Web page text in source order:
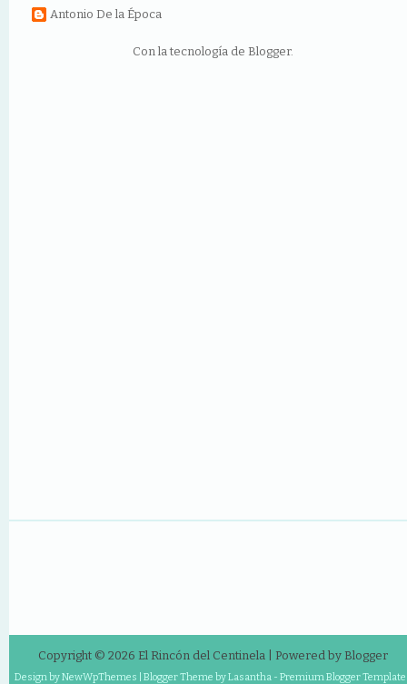
Antonio De la Época
Con la tecnología de Blogger.
Copyright © 2026 El Rincón del Centinela| Powered by Blogger
Design byNewWpThemes | Blogger Theme byLasantha- Premium Blogger